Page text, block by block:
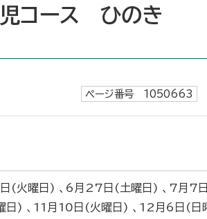
コース ひのき
ページ番号 1050663
(火曜日) 、6月27日(土曜日) 、7月7
) 、11月10日(火曜日) 、12月6日(日